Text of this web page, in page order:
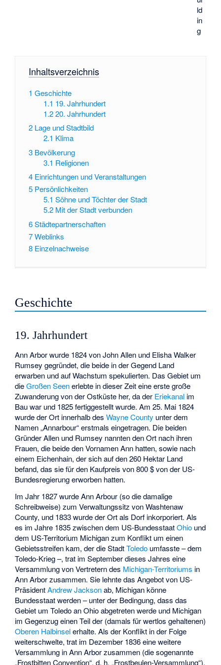
ld
in
g
Inhaltsverzeichnis
1 Geschichte
1.1 19. Jahrhundert
1.2 20. Jahrhundert
2 Lage und Stadtbild
2.1 Klima
3 Bevölkerung
3.1 Religionen
4 Einrichtungen und Veranstaltungen
5 Persönlichkeiten
5.1 Söhne und Töchter der Stadt
5.2 Mit der Stadt verbunden
6Städtepartnerschaften
7Weblinks
8 Einzelnachweise
Geschichte
19. Jahrhundert
Ann Arbor wurde 1824 von John Allen und Elisha Walker
Rumsey gegründet, die beide in der Gegend Land
erwarben und auf Wachstum spekulierten. Das Gebiet um
dieGroßen Seenerlebte in dieser Zeit eine erste große
Zuwanderung von der Ostküste her, da der Eriekanal im
Bau war und 1825 fertiggestellt wurde. Am 25. Mai 1824
wurde der Ort innerhalb desWayne County unter dem
Namen „Annarbour“ erstmals eingetragen. Die beiden
Gründer Allen und Rumsey nannten den Ort nach ihren
Frauen, die beide den Vornamen Ann hatten, sowie nach
einem Eichenhain, der sich auf den 260 Hektar Land
befand, das sie für den Kaufpreis von 800 $ von der US-
Bundesregierung erworben hatten.
Im Jahr 1827 wurde Ann Arbour (so die damalige
Schreibweise) zum Verwaltungssitz von Washtenaw
County, und 1833 wurde der Ort als Dorf inkorporiert. Als
es im Jahre 1835 zwischen dem US-BundesstaatOhio und
dem US-Territorium Michigan zum Konflikt um einen
Gebietsstreifen kam, der die StadtToledo umfasste – dem
Toledo-Krieg–, trat im September dieses Jahres eine
Versammlung von Vertretern des Michigan-Territoriums in
Ann Arbor zusammen. Sie lehnte das Angebot von US-
PräsidentAndrew Jacksonab, Michigan könne
Bundesstaat werden – unter der Bedingung, dass das
Gebiet um Toledo an Ohio abgetreten werde und Michigan
im Gegenzug einen Teil der (damals für wertlos gehaltenen)
Oberen Halbinselerhalte. Als der Konflikt in der Folge
weiterschwelte, trat im Dezember 1836 eine weitere
Versammlung in Ann Arbor zusammen (die sogenannte
„Frostbitten Convention“, d. h. „Frostbeulen-Versammlung“),